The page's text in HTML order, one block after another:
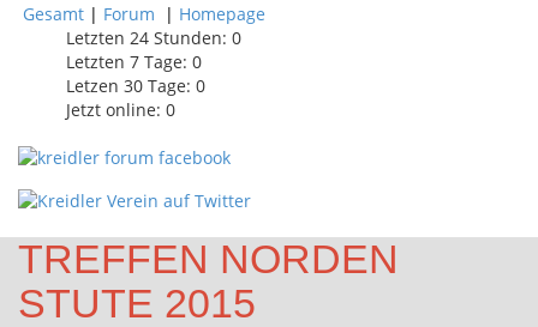
Gesamt | Forum | Homepage
Letzten 24 Stunden: 0
Letzten 7 Tage: 0
Letzen 30 Tage: 0
Jetzt online: 0
TREFFEN NORDEN
STUTE 2015